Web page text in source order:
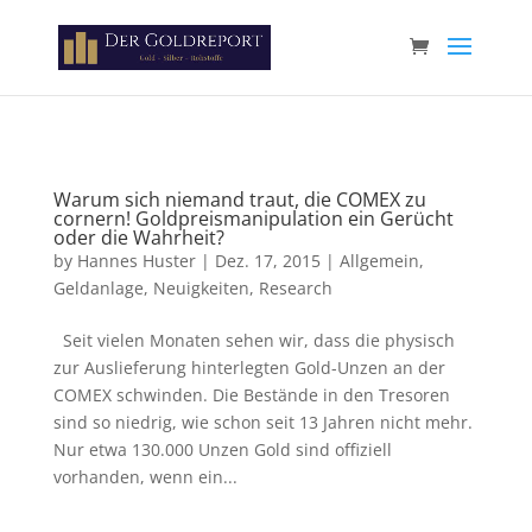
Warum sich niemand traut, die COMEX zu
cornern! Goldpreismanipulation ein Gerücht
oder die Wahrheit?
by Hannes Huster| Dez. 17, 2015| Allgemein,
Geldanlage, Neuigkeiten, Research
Seit vielen Monaten sehen wir, dass die physisch
zur Auslieferung hinterlegten Gold-Unzen an der
COMEX schwinden. Die Bestände in den Tresoren
sind so niedrig, wie schon seit 13 Jahren nicht mehr.
Nur etwa 130.000 Unzen Gold sind offiziell
vorhanden, wenn ein...